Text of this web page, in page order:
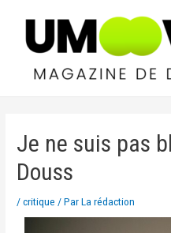
Je ne suis pas
Douss
/critique / ParLa rédaction